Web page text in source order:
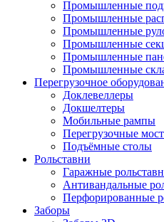
Промышленные
Промышленные
Промышленные
Промышленные
Промышленные
Промышленные
Перегрузочное
Доклевеллеры
Докшелтеры
Мобильные рампы
Перегрузочные
Подъёмные столы
Рольставни
Гаражные
Антивандальные
Перфорированные
Заборы